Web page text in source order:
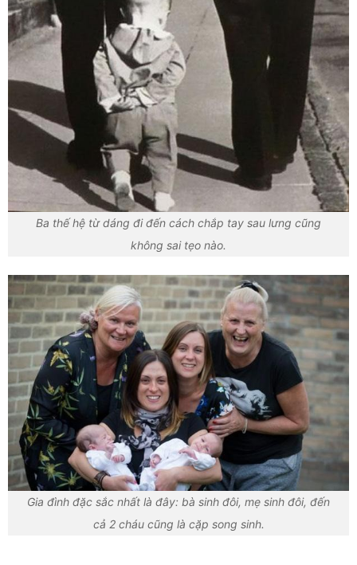
Ba thế hệ từ dáng đi đến cách chắp tay sau lưng cũng
không sai tẹo nào.
Gia đình đặc sắc nhất là đây: bà sinh đôi, mẹ sinh đôi, đến
cả 2 cháu cũng là cặp song sinh.